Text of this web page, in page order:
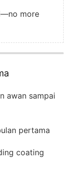
more
awan sampai
pertama
coating